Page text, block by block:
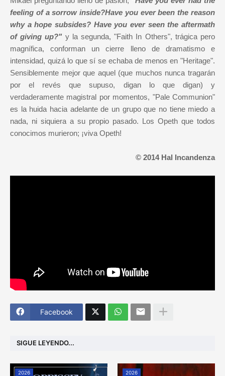
feeling of a sorrow inside?Have you ever been the reason
why a hope subsides? Have you ever seen the aftermath
of giving up?" y la segunda, "Faith In Others", trágica pero
magnífica, conforman un cierre lleno de dramatismo e
intensidad, quizá lo que sí se echaba de menos en "Heritage".
Sensiblemente mejor que aquel (que muchos nunca tragarán
por el revés que supuso, digan lo que digan) y
verdaderamente magistral por momentos, "Pale Communion"
es la huida hacia adelante de un grupo que no tiene miedo a
nada, ni siquiera a su propio pasado. Los Opeth que todos
conocimos murieron; ¡viva Opeth!
© 2014 Hal Incandenza
Facebook
SIGUE LEYENDO...
2026 2026